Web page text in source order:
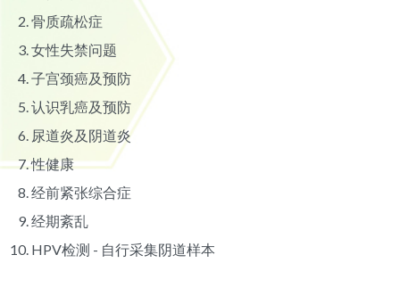
骨质疏松症
女性失禁问题
子宫颈癌及预防
认识乳癌及预防
尿道炎及阴道炎
性健康
经前紧张综合症
经期紊乱
HPV检测 - 自行采集阴道样本